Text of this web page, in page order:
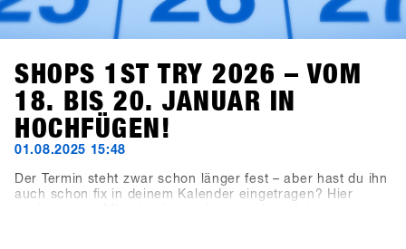
SHOPS 1ST TRY 2026 – VOM
18. BIS 20. JANUAR IN
HOCHFÜGEN!
01.08.2025 15:48
Der Termin steht zwar schon länger fest – aber hast du ihn
auch schon fix in deinem Kalender eingetragen? Hier